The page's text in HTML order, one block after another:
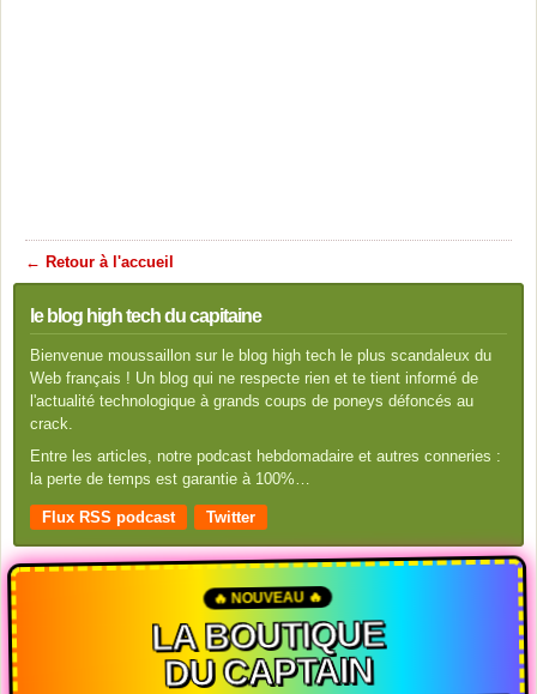
← Retour à l'accueil
le blog high tech du capitaine
Bienvenue moussaillon sur le blog high tech le plus scandaleux du
Web français ! Un blog qui ne respecte rien et te tient informé de
l'actualité technologique à grands coups de poneys défoncés au
crack.
Entre les articles, notre podcast hebdomadaire et autres conneries :
la perte de temps est garantie à 100%…
Flux RSS podcast Twitter
🔥 NOUVEAU 🔥
LA BOUTIQUE
DU CAPTAIN